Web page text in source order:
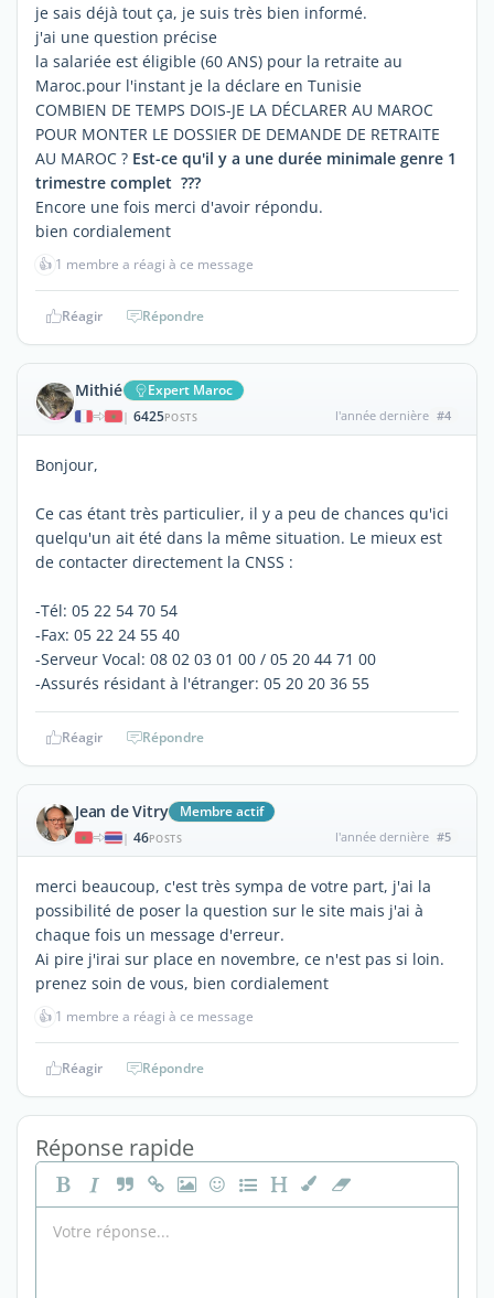
je sais déjà tout ça, je suis très bien informé.
j'ai une question précise
la salariée est éligible (60 ANS) pour la retraite au
Maroc.pour l'instant je la déclare en Tunisie
COMBIEN DE TEMPS DOIS-JE LA DÉCLARER AU MAROC
POUR MONTER LE DOSSIER DE DEMANDE DE RETRAITE
AU MAROC ? Est-ce qu'il y a une durée minimale genre 1
trimestre complet ???
Encore une fois merci d'avoir répondu.
bien cordialement
👍 1 membre a réagi à ce message
Réagir Répondre
Mithié Expert Maroc
| 6425POSTS l'année dernière #4
Bonjour,
Ce cas étant très particulier, il y a peu de chances qu'ici
quelqu'un ait été dans la même situation. Le mieux est
de contacter directement la CNSS :
-Tél: 05 22 54 70 54
-Fax: 05 22 24 55 40
-Serveur Vocal: 08 02 03 01 00 / 05 20 44 71 00
-Assurés résidant à l'étranger: 05 20 20 36 55
Réagir Répondre
Jean de Vitry Membre actif
| 46POSTS l'année dernière #5
merci beaucoup, c'est très sympa de votre part, j'ai la
possibilité de poser la question sur le site mais j'ai à
chaque fois un message d'erreur.
Ai pire j'irai sur place en novembre, ce n'est pas si loin.
prenez soin de vous, bien cordialement
👍 1 membre a réagi à ce message
Réagir Répondre
Réponse rapide